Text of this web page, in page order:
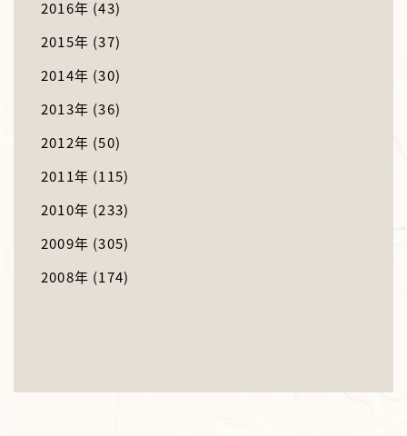
2016年 (43)
2015年 (37)
2014年 (30)
2013年 (36)
2012年 (50)
2011年 (115)
2010年 (233)
2009年 (305)
2008年 (174)